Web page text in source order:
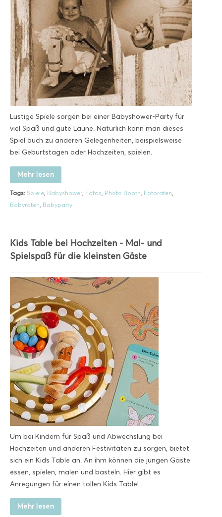
Lustige Spiele sorgen bei einer Babyshower-Party für
viel Spaß und gute Laune. Natürlich kann man dieses
Spiel auch zu anderen Gelegenheiten, beispielsweise
bei Geburtstagen oder Hochzeiten, spielen.
Mehr lesen
Tags: Spiele Babyshower Fotos Photo Booth Fotoraten
Babyraten Babyparty
Kids Table bei Hochzeiten - Mal- und
Spielspaß für die kleinsten Gäste
Um bei Kindern für Spaß und Abwechslung bei
Hochzeiten und anderen Festivitäten zu sorgen, bietet
sich ein Kids Table an. An ihm können die jungen Gäste
essen, spielen, malen und basteln. Hier gibt es
Anregungen für einen tollen Kids Table!
Mehr lesen